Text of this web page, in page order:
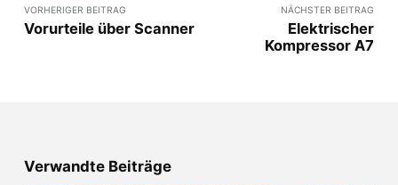
VORHERIGER BEITRAG
Vorurteile über Scanner
NÄCHSTER BEITRAG
Elektrischer
Kompressor A7
Verwandte Beiträge